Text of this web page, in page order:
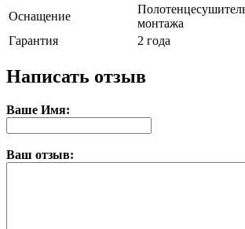
Оснащение
монтажа
Гарантия
2 года
Написать отзыв
Ваше Имя:
Ваш отзыв: